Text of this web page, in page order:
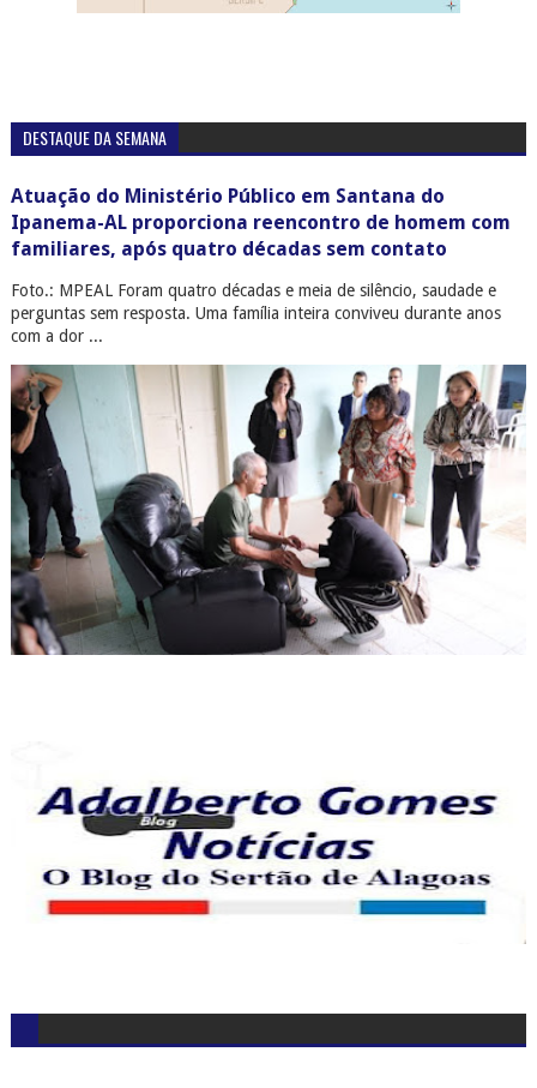
DESTAQUE DA SEMANA
Atuação do Ministério Público em Santana do
Ipanema-AL proporciona reencontro de homem com
familiares, após quatro décadas sem contato
Foto.: MPEAL Foram quatro décadas e meia de silêncio, saudade e
perguntas sem resposta. Uma família inteira conviveu durante anos
com a dor ...